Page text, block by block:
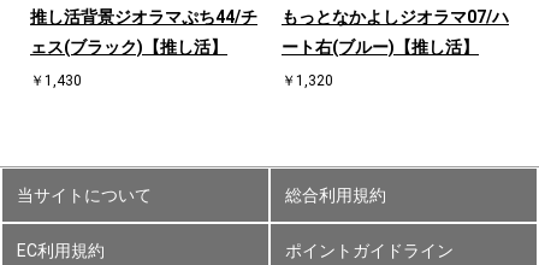
推し活背景ジオラマぷち44/チ
ェス(ブラック)【推し活】
￥1,430
もっとなかよしジオラマ07/ハ
ート右(ブルー)【推し活】
￥1,320
当サイトについて 総合利用規約
EC利用規約 ポイントガイドライン